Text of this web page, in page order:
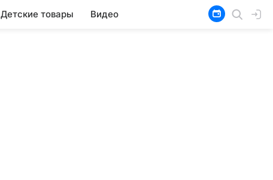
Детские товары Видео